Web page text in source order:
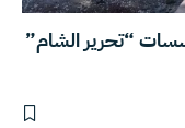
“تحرير الشام”